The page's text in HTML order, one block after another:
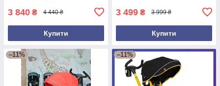
3 840 ₴ 4 440 ₴
Купити
3 499 ₴ 3 999 ₴
Купити
–11% –11%